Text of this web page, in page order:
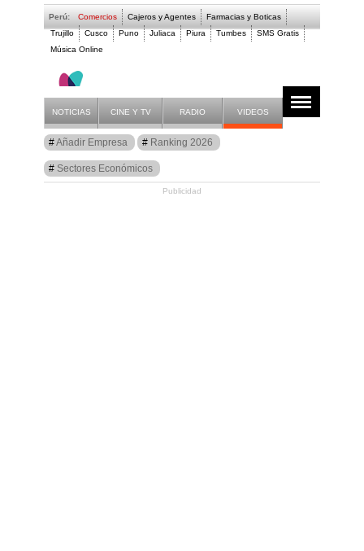
Perú: Comercios Cajeros y Agentes
Farmacias y Boticas
Trujillo
Cusco Puno Juliaca Piura Tumbes
SMS Gratis
Música Online
- Q Y N SERVICIOS
Guía
Comercios Perú
NOTICIAS CINE Y TV RADIO VIDEOS
Añadir Empresa Ranking 2026
Sectores Económicos
Publicidad